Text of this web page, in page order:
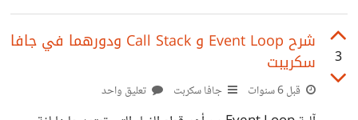
مختلفة لقياس مدى خبرتي بمجال عملي وملاءمتي لمتطلبات
الوظيفة. أستطيع القول أن *سؤال واحدا فاجأني* عندما طرح
علي لأول مرة، وتمنيت لو أنني كنت على علم به أو بأنه سيطرح.
فمن بين عشرات المقالات والكتابات التي قرأتها عن موضوع
3
شرح Event Loop و Call Stack ودورهما في جافا
سكريبت
قبل 6 سنوات جافا سكربت تعليق واحد